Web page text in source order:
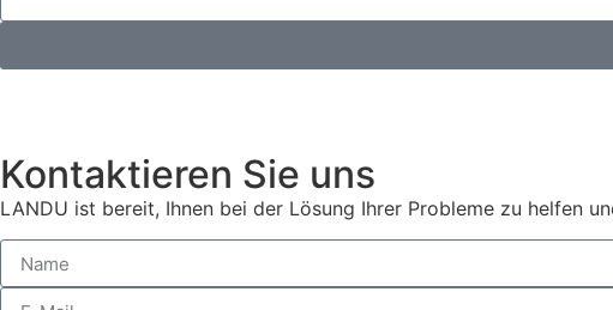
Kontaktieren Sie uns
LANDU ist bereit, Ihnen bei der Lösung Ihrer Probleme zu helfen